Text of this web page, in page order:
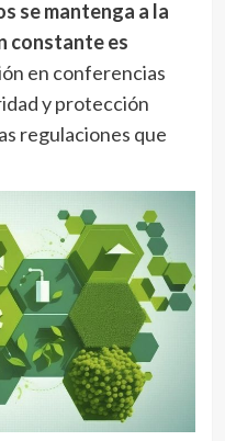
se mantenga a la
constante es
en conferencias
y protección
regulaciones que